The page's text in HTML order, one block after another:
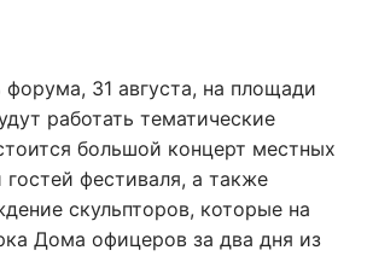
31 августа, на площади
работать тематические
большой концерт местных
гостей фестиваля, а также
скульпторов, которые на
Дома офицеров за два дня из